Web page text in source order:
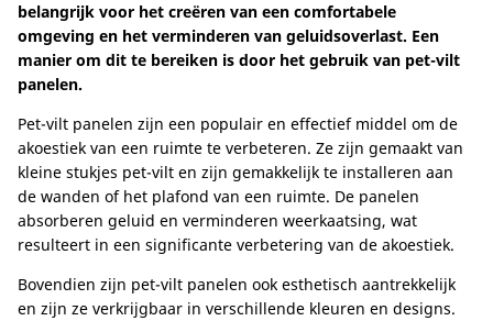
belangrijk voor het creëren van een comfortabele
omgeving en het verminderen van geluidsoverlast. Een
manier om dit te bereiken is door het gebruik van pet-vilt
panelen.
Pet-vilt panelen zijn een populair en effectief middel om de
akoestiek van een ruimte te verbeteren. Ze zijn gemaakt van
kleine stukjes pet-vilt en zijn gemakkelijk te installeren aan
de wanden of het plafond van een ruimte. De panelen
absorberen geluid en verminderen weerkaatsing, wat
resulteert in een significante verbetering van de akoestiek.
Bovendien zijn pet-vilt panelen ook esthetisch aantrekkelijk
en zijn ze verkrijgbaar in verschillende kleuren en designs.